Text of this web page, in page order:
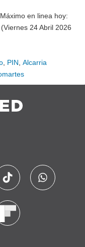
en linea hoy:
24 Abril 2026
PIN Alcarria